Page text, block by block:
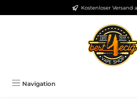
Zum Hauptinhalt springenKostenloser Versand
Navigation